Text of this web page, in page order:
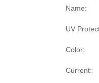
Name:
UV
Color:
Current: